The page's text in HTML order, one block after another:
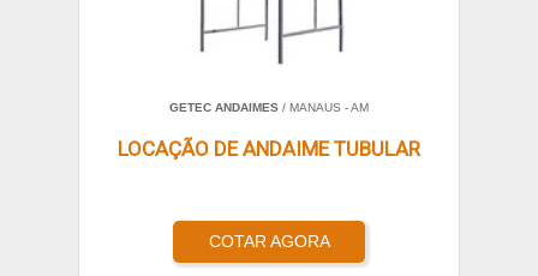
GETEC ANDAIMES / MANAUS - AM
LOCAÇÃO DE ANDAIME TUBULAR
COTAR AGORA